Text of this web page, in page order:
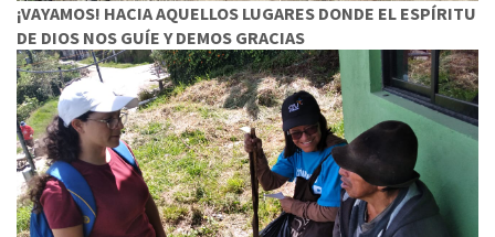
¡VAYAMOS! HACIA AQUELLOS LUGARES DONDE EL ESPÍRITU
DE DIOS NOS GUÍE Y DEMOS GRACIAS